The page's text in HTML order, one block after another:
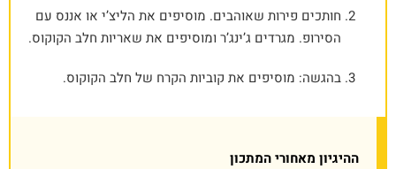
חותכים פירות שאוהבים. מוסיפים את הליצ’י או אננס עם
הסירופ. מגרדים ג’ינג’ר ומוסיפים את שאריות חלב הקוקוס.
בהגשה: מוסיפים את קוביות הקרח של חלב הקוקוס.
ההיגיון מאחורי המתכון